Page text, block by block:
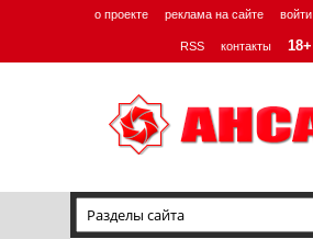
о проекте реклама на сайте войти
RSS контакты 18+